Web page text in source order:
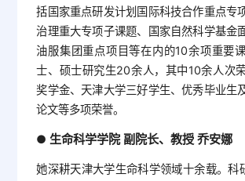
括国家重点研发计划国际科技合作重点专
治理重大专项子课题、国家自然科学基金
油服集团重点项目等在内的10余项重要
士、硕士研究生20余人，其中10余人次
奖学金、天津大学三好学生、优秀毕业生
论文等多项荣誉。
● 生命科学学院 副院长、教授 乔安娜
她深耕天津大学生命科学领域十余载。科